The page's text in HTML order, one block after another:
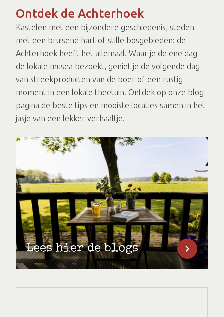
Ontdek de Achterhoek
Kastelen met een bijzondere geschiedenis, steden
met een bruisend hart of stille bosgebieden: de
Achterhoek heeft het allemaal. Waar je de ene dag
de lokale musea bezoekt, geniet je de volgende dag
van streekproducten van de boer of een rustig
moment in een lokale theetuin. Ontdek op onze blog
pagina de beste tips en mooiste locaties samen in het
jasje van een lekker verhaaltje.
Lees hier de blogs